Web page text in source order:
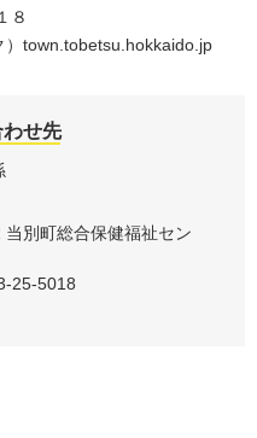
８
town.tobetsu.hokkaido.jp
せ先
当別町総合保健福祉セン
25-5018